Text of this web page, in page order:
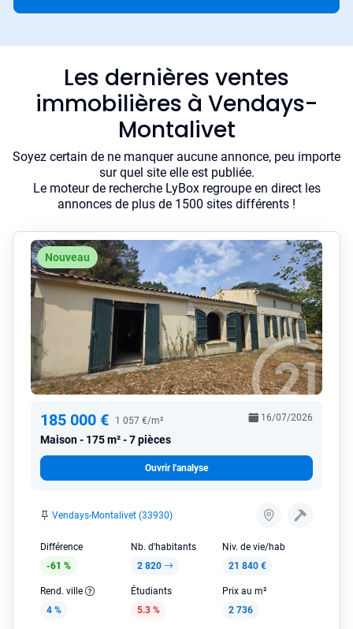
Les dernières ventes
immobilières à Vendays-
Montalivet
Soyez certain de ne manquer aucune annonce, peu importe
sur quel site elle est publiée.
Le moteur de recherche LyBox regroupe en direct les
annonces de plus de 1500 sites différents !
Nouveau
185 000 € 1 057 €/m²
Maison 175 m² - 7 pièces
16/07/2026
Ouvrir l'analyse
Vendays-Montalivet (33930)
Différence
-61 %
Nb. d'habitants
2 820
Niv. de vie/hab
21 840 €
Rend. ville
4 %
Étudiants
5.3 %
Prix au m²
2 736